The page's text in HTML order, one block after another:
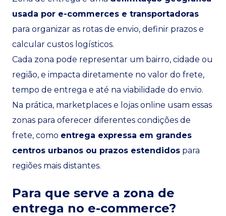
usada por e-commerces e transportadoras
para organizar as rotas de envio, definir prazos e
calcular custos logísticos.
Cada zona pode representar um bairro, cidade ou
região, e impacta diretamente no valor do frete,
tempo de entrega e até na viabilidade do envio.
Na prática, marketplaces e lojas online usam essas
zonas para oferecer diferentes condições de
frete, como entrega expressa em grandes
centros urbanos ou prazos estendidos para
regiões mais distantes.
Para que serve a zona de
entrega no e-commerce?